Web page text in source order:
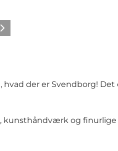
Neste
der er Svendborg!
og